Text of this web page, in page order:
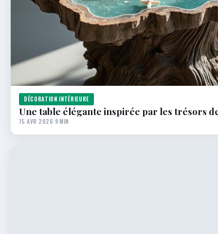
DÉCORATION INTÉRIEURE
Une table élégante inspirée par les trésors
15 AVR 2026·9 MIN